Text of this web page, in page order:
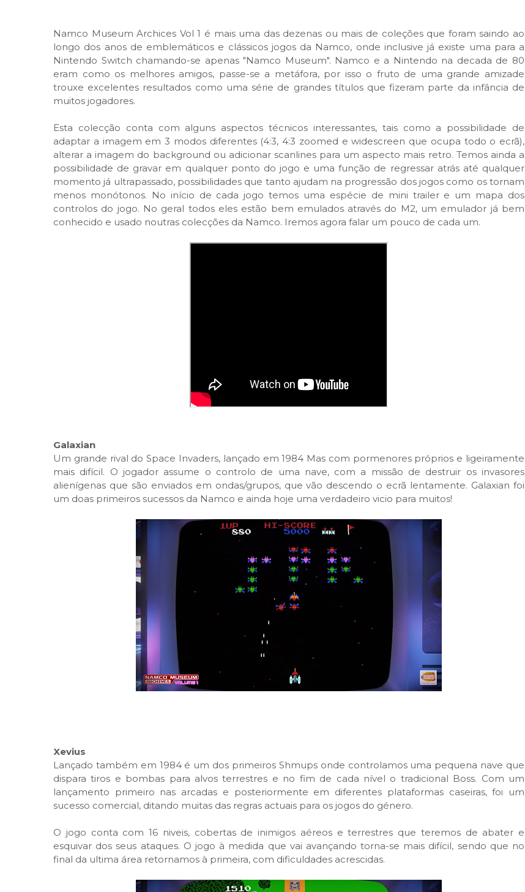
Namco Museum Archices Vol 1 é mais uma das dezenas ou mais de coleções que foram saindo ao
longo dos anos de emblemáticos e clássicos jogos da Namco, onde inclusive já existe uma para a
Nintendo Switch chamando-se apenas "Namco Museum". Namco e a Nintendo na decada de 80
eram como os melhores amigos, passe-se a metáfora, por isso o fruto de uma grande amizade
trouxe excelentes resultados como uma série de grandes títulos que fizeram parte da infância de
muitos jogadores.
Esta colecção conta com alguns aspectos técnicos interessantes, tais como a possibilidade de
adaptar a imagem em 3 modos diferentes (4:3, 4:3 zoomed e widescreen que ocupa todo o ecrã),
alterar a imagem do background ou adicionar scanlines para um aspecto mais retro. Temos ainda a
possibilidade de gravar em qualquer ponto do jogo e uma função de regressar atrás até qualquer
momento já ultrapassado, possibilidades que tanto ajudam na progressão dos jogos como os tornam
menos monótonos. No início de cada jogo temos uma espécie de mini trailer e um mapa dos
controlos do jogo. No geral todos eles estão bem emulados através do M2, um emulador já bem
conhecido e usado noutras colecções da Namco. Iremos agora falar um pouco de cada um.
Galaxian
Um grande rival do Space Invaders, lançado em 1984 Mas com pormenores próprios e ligeiramente
mais difícil. O jogador assume o controlo de uma nave, com a missão de destruir os invasores
alienígenas que são enviados em ondas/grupos, que vão descendo o ecrã lentamente. Galaxian foi
um doas primeiros sucessos da Namco e ainda hoje uma verdadeiro vicio para muitos!
Xevius
Lançado também em 1984 é um dos primeiros Shmups onde controlamos uma pequena nave que
dispara tiros e bombas para alvos terrestres e no fim de cada nível o tradicional Boss. Com um
lançamento primeiro nas arcadas e posteriormente em diferentes plataformas caseiras, foi um
sucesso comercial, ditando muitas das regras actuais para os jogos do género.
O jogo conta com 16 niveis, cobertas de inimigos aéreos e terrestres que teremos de abater e
esquivar dos seus ataques. O jogo à medida que vai avançando torna-se mais difícil, sendo que no
final da ultima área retornamos à primeira, com dificuldades acrescidas.